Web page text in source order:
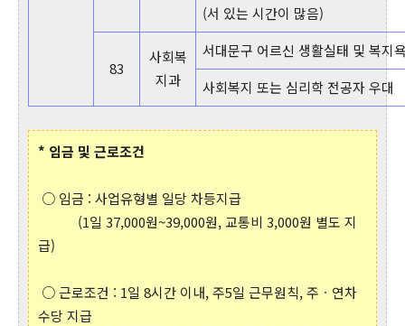
(서 있는 시간이 많음)
83
사회복
지과
서대문구 어르신 생활실태 및 복지
사회복지 또는 심리학 전공자 우대
* 임금 및 근로조건
○ 임금 : 사업유형별 일당 차등지급
(1일 37,000원~39,000원, 교통비 3,000원 별도 지
급)
○ 근로조건 : 1일 8시간 이내, 주5일 근무원칙, 주ㆍ연차
수당 지급